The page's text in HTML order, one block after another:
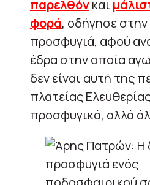
παρελθόνκαι
φορά, οδήγησε
προσφυγιά, αφού
έδρα στην οποία
δεν είναι αυτή της
πλατείας
προσφυγικά, αλλά